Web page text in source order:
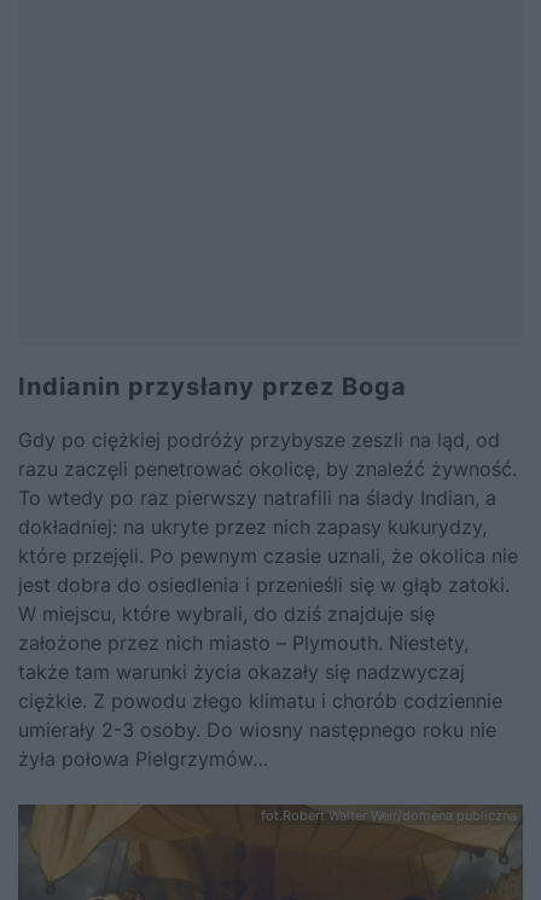
Indianin przysłany przez Boga
Gdy po ciężkiej podróży przybysze zeszli na ląd, od
razu zaczęli penetrować okolicę, by znaleźć żywność.
To wtedy po raz pierwszy natrafili na ślady Indian, a
dokładniej: na ukryte przez nich zapasy kukurydzy,
które przejęli. Po pewnym czasie uznali, że okolica nie
jest dobra do osiedlenia i przenieśli się w głąb zatoki.
W miejscu, które wybrali, do dziś znajduje się
założone przez nich miasto – Plymouth. Niestety,
także tam warunki życia okazały się nadzwyczaj
ciężkie. Z powodu złego klimatu i chorób codziennie
umierały 2-3 osoby. Do wiosny następnego roku nie
żyła połowa Pielgrzymów…
fot.Robert Walter Weir/domena publiczna